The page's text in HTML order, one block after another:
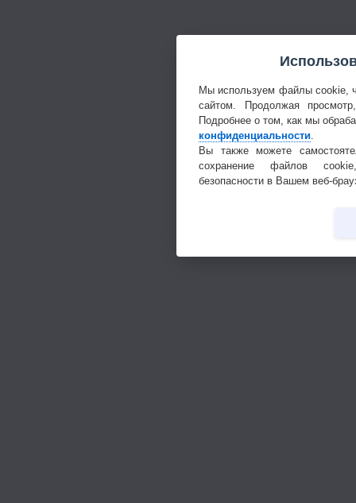
Мы используем файлы cookie,
сайтом. Продолжая
Подробнее о том, как мы
конфиденциальности
Вы также можете
сохранение файлов
безопасности в Вашем веб-